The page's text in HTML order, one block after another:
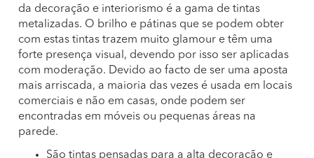
da decoração e interiorismo é a gama de tintas
metalizadas. O brilho e pátinas que se podem obter
com estas tintas trazem muito glamour e têm uma
forte presença visual, devendo por isso ser aplicadas
com moderação. Devido ao facto de ser uma aposta
mais arriscada, a maioria das vezes é usada em locais
comerciais e não em casas, onde podem ser
encontradas em móveis ou pequenas áreas na
parede.
São tintas pensadas para a alta decoração e